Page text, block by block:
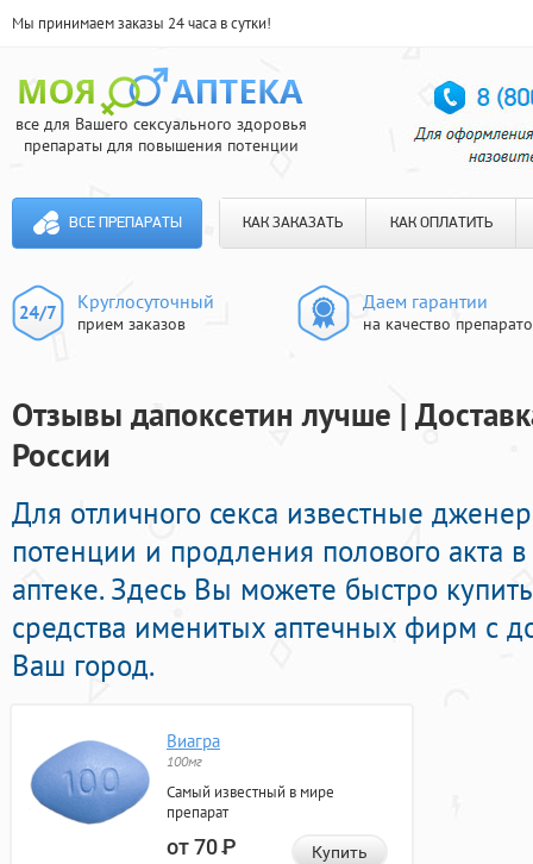
Мы принимаем заказы 24 часа в сутки!
все для Вашего сексуального здоровья
препараты для повышения потенции
ВСЕ ПРЕПАРАТЫ КАК ЗАКАЗАТЬ КАК ОПЛАТИТЬ
Круглосуточный
прием заказов
Даем гарантии
на качество
Отзывы дапоксетин лучше |
России
Для отличного секса известные
потенции и продления полового акта
аптеке. Здесь Вы можете быстро
средства именитых аптечных фирм с
Ваш город.
Виагра
100мг
Самый известный в мире
препарат
от 70Р Купить